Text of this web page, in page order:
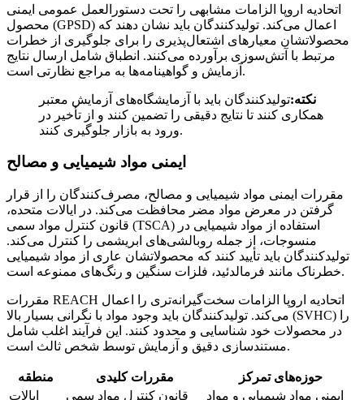
اتحادیه اروپا الزامات مشابهی را تحت دستورالعمل عمومی ایمنی
محصول (GPSD) اعمال می‌کند. تولیدکنندگان باید نشان دهند که
محصولاتشان معیارهای اشتعال‌پذیری را برای جلوگیری از خطرات
مرتبط با آتش‌سوزی برآورده می‌کنند. انطباق شامل ارسال نتایج
آزمایش و گواهینامه‌ها به مراجع نظارتی است.
نکته:تولیدکنندگان باید با آزمایشگاه‌های آزمایش معتبر
همکاری کنند تا نتایج دقیقی را تضمین کنند و از تأخیر در
ورود به بازار جلوگیری کنند.
ایمنی مواد شیمیایی و مصالح
مقررات ایمنی مواد شیمیایی و مصالح، مصرف‌کنندگان را از قرار
گرفتن در معرض مواد مضر محافظت می‌کند. در ایالات متحده،
قانون کنترل مواد سمی (TSCA) استفاده از مواد شیمیایی در
منسوجات، از جمله روبالشی‌های ابریشمی را کنترل می‌کند.
تولیدکنندگان باید تأیید کنند که محصولاتشان عاری از مواد شیمیایی
خطرناک مانند فرمالدئید، فلزات سنگین و رنگ‌های ممنوعه است.
مقررات REACH اتحادیه اروپا الزامات سخت‌گیرانه‌تری را اعمال
می‌کند. تولیدکنندگان باید وجود مواد با نگرانی بسیار بالا (SVHC) را
در محصولات خود شناسایی و محدود کنند. این فرآیند اغلب شامل
مستندسازی دقیق و آزمایش توسط شخص ثالث است.
منطقه مقررات کلیدی
حوزه‌های تمرکز
ایالات
قانون کنترل مواد سمی
ایمنی مواد شیمیایی و مواد